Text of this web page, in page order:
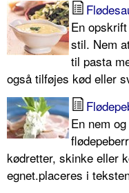
En
stil. Nem
til pasta
også tilføjes kød eller
En nem
kødretter, skinke eller
egnet.placeres i